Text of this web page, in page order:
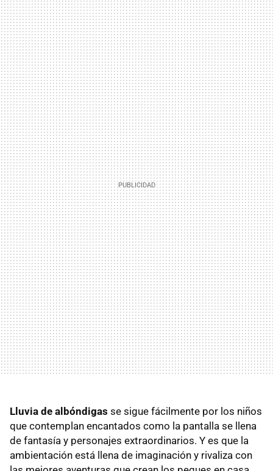
Lluvia de albóndigas se sigue fácilmente por los niños
que contemplan encantados como la pantalla se llena
de fantasía y personajes extraordinarios. Y es que la
ambientación está llena de imaginación y rivaliza con